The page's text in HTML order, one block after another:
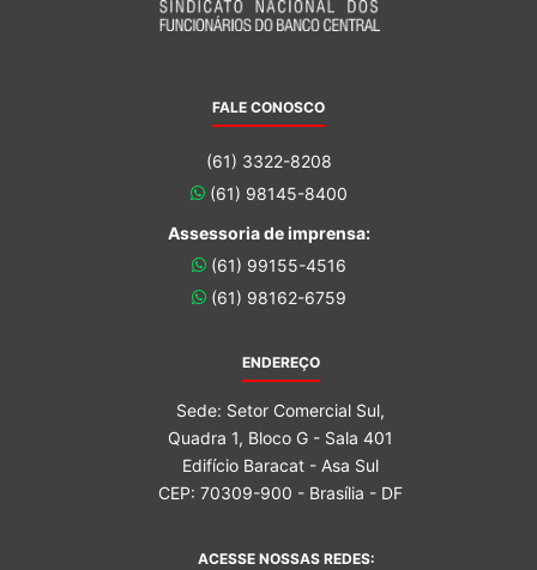
FALE CONOSCO
(61) 3322-8208
(61) 98145-8400
Assessoria de imprensa:
(61) 99155-4516
(61) 98162-6759
ENDEREÇO
Sede: Setor Comercial Sul,
Quadra 1, Bloco G - Sala 401
Edifício Baracat - Asa Sul
CEP: 70309-900 - Brasília - DF
ACESSE NOSSAS REDES: